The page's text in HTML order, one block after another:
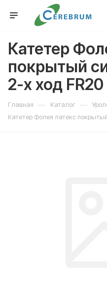
Катетер
покрытый
2-х ход
Главная — Каталог —
Катетер Фолея латекс